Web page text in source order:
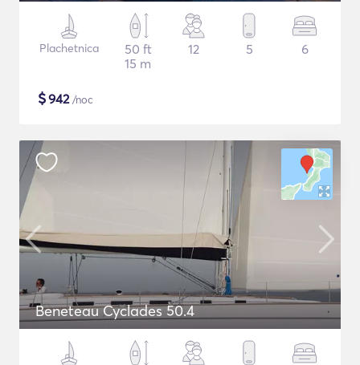
Plachetnica
50 ft
15 m
12 5 6
$942/noc
Beneteau Cyclades 50.4